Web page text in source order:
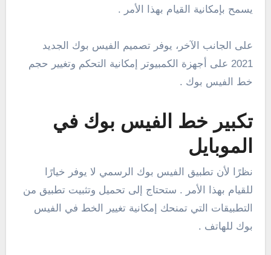
يسمح بإمكانية القيام بهذا الأمر .
على الجانب الآخر، يوفر تصميم الفيس بوك الجديد
2021 على أجهزة الكمبيوتر إمكانية التحكم وتغيير حجم
خط الفيس بوك .
تكبير خط الفيس بوك في
الموبايل
نظرًا لأن تطبيق الفيس بوك الرسمي لا يوفر خيارًا
للقيام بهذا الأمر . ستحتاج إلى تحميل وتثبيت تطبيق من
التطبيقات التي تمنحك إمكانية تغيير الخط في الفيس
بوك للهاتف .